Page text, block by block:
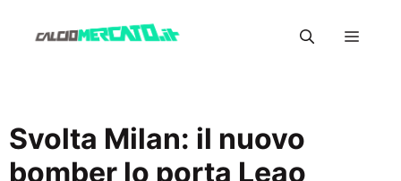
Menu
Svolta Milan: il nuovo
bomber lo porta Leao